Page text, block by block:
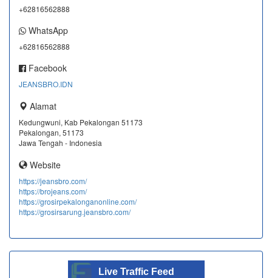
+62816562888
WhatsApp
+62816562888
Facebook
JEANSBRO.IDN
Alamat
Kedungwuni, Kab Pekalongan 51173
Pekalongan, 51173
Jawa Tengah - Indonesia
Website
https://jeansbro.com/
https://brojeans.com/
https://grosirpekalonganonline.com/
https://grosirsarung.jeansbro.com/
Live Traffic Feed